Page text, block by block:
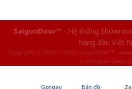
SaigonDoor™ - Hệ thống
hàng đầu Việt
Copyright ⓒ 2016 – 2026 SaigonDoor™ -
vị chủ quản
Gọi ngay Bản đồ